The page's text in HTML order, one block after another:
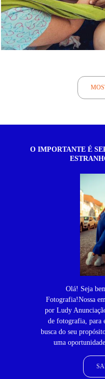
O IMPORTANTE É
Olá! Seja
Fotografia!Nossa
por Ludy
de fotografia, para
busca do seu
uma